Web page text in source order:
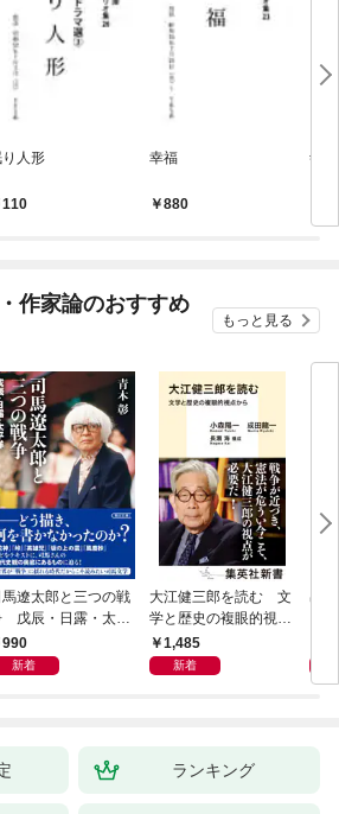
人形
110
幸福
880
寺
作家論のおすすめ
もっと見る
遼太郎と三つの戦
戊辰・日露・太平
990
新着
大江健三郎を読む 文
学と歴史の複眼的視点
から1,485
新着
出
ランキング